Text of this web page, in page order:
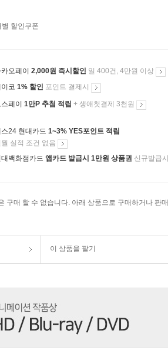
할인쿠폰
오페이 2,000원 즉시할인 일 400건, 4만원 이상
코 1% 할인 포인트 결제시
페이 1만P 추첨 적립 + 생애첫결제 3천원
24 현대카드 1~3% YES포인트 적립
월 실적 조건 없음
대백화점카드 앱카드 발급시 1만원 상품권 신규발급시
구매 할 수 없습니다. 아래 상품으로 구매하거나 판매
이 상품을 팔기